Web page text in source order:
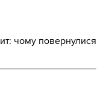
чому повернулися